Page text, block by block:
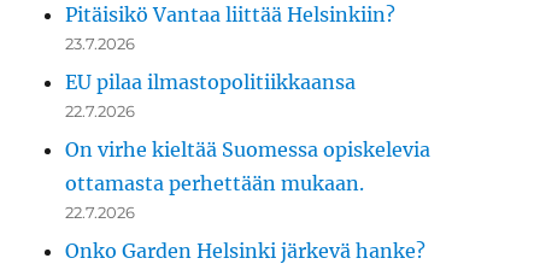
Pitäisikö Vantaa liittää Helsinkiin?
23.7.2026
EU pilaa ilmastopolitiikkaansa
22.7.2026
On virhe kieltää Suomessa opiskelevia
ottamasta perhettään mukaan.
22.7.2026
Onko Garden Helsinki järkevä hanke?